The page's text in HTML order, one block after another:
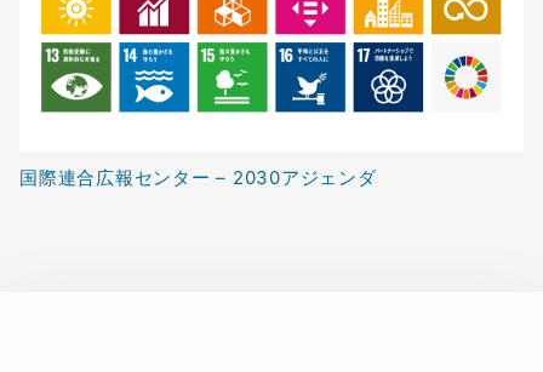
国際連合広報センター – 2030アジェンダ